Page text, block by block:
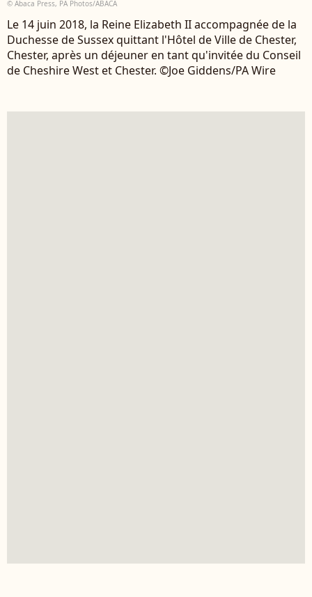
© Abaca Press, PA Photos/ABACA
Le 14 juin 2018, la Reine Elizabeth II accompagnée de la
Duchesse de Sussex quittant l'Hôtel de Ville de Chester,
Chester, après un déjeuner en tant qu'invitée du Conseil
de Cheshire West et Chester. ©Joe Giddens/PA Wire